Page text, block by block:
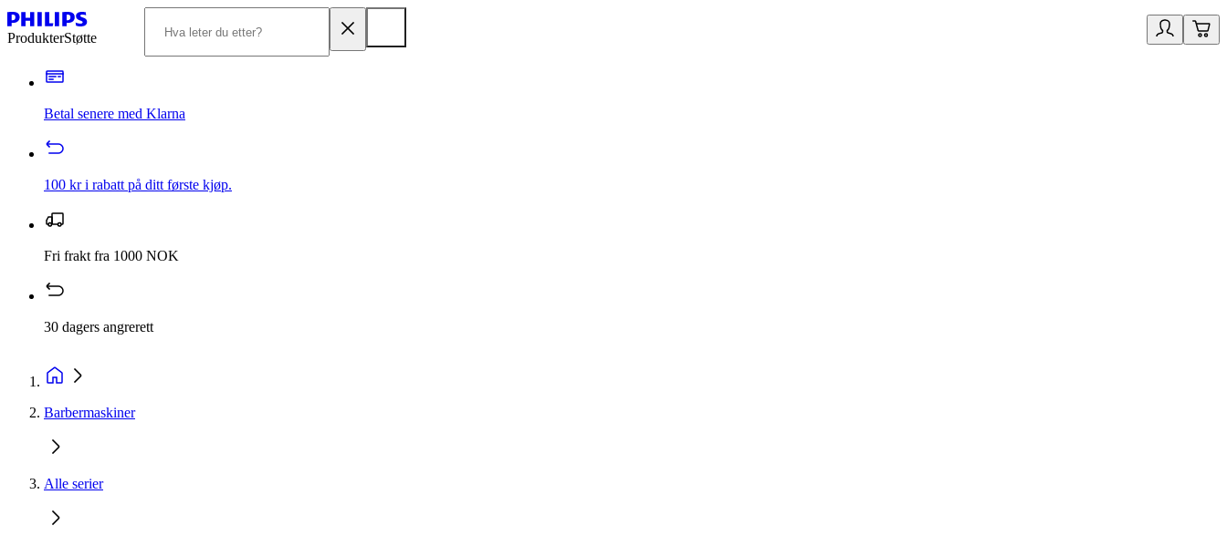
ProdukterStøtte
Betal senere med Klarna
100 kr i rabatt på ditt første kjøp.
Fri frakt fra 1000 NOK
30 dagers angrerett
Barbermaskiner
Alle serier